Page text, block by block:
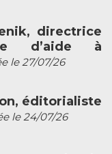
directrice
d’aide à
le 27/07/26
éditorialiste
le 24/07/26